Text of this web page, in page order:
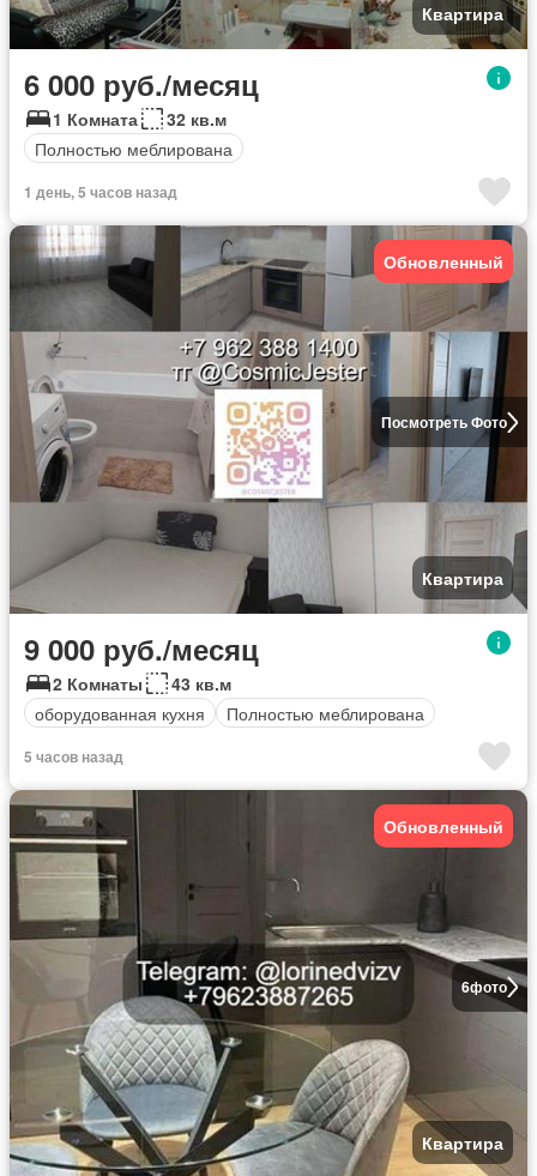
Квартира
6 000 руб./месяц
1 Комната
32 кв.м
Полностью меблирована
1 день, 5 часов назад
Посмотреть Фото
Обновленный
Квартира
9 000 руб./месяц
2 Комнаты
43 кв.м
оборудованная кухня
Полностью меблирована
5 часов назад
6фото
Обновленный
Квартира